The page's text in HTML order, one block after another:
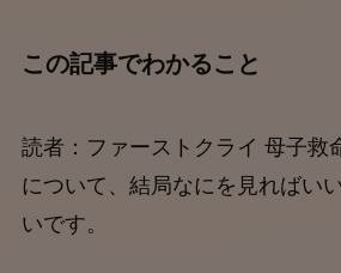
この記事でわかること
読者：ファーストクライ 母子救
について、結局なにを見ればい
いです。